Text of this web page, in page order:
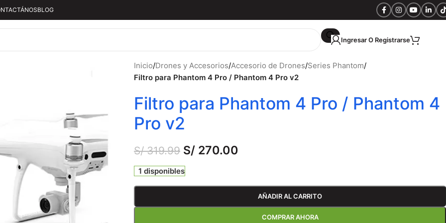
BLOG
Ingresar O Registrarse
Inicio/Drones y Accesorios/Accesorio de Drones/Series Phantom/
Filtro para Phantom 4 Pro / Phantom 4 Pro v2
Filtro para Phantom 4 Pro / Phantom 4
Pro v2
S/319.99 S/ 270.00
1 disponibles
AÑADIR AL CARRITO
COMPRAR AHORA